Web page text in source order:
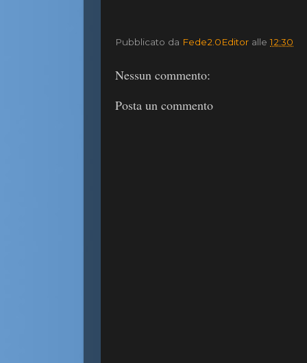
Pubblicato da Fede2.0Editor alle12:30
Nessun commento:
Posta un commento